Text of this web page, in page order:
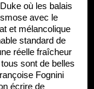
où les balais
avec le
et mélancolique
standard de
réelle fraîcheur
sont de belles
Fognini
écrire de